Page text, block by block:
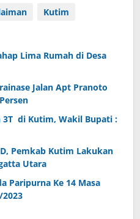
Kutim
Lima Rumah di Desa
Jalan Apt Pranoto
3T di Kutim, Wakil Bupati :
Pemkab Kutim Lakukan
Utara
Paripurna Ke 14 Masa